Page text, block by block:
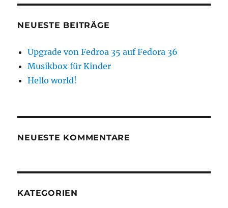
NEUESTE BEITRÄGE
Upgrade von Fedroa 35 auf Fedora 36
Musikbox für Kinder
Hello world!
NEUESTE KOMMENTARE
KATEGORIEN